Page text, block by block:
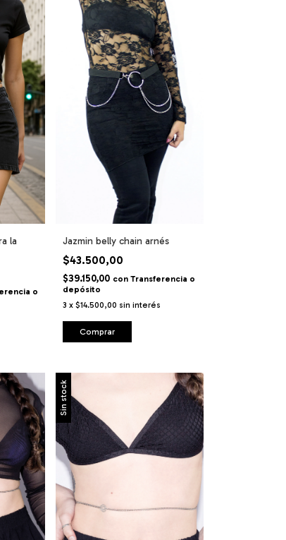
la
o
Jazmin belly chain arnés
$43.500,00
$39.150,00 con Transferencia o
depósito
3 x $14.500,00 sin interés
Comprar
Sin stock